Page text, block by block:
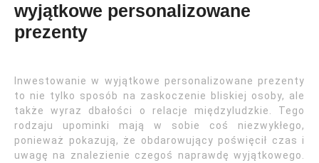
wyjątkowe personalizowane
prezenty
Inwestowanie w wyjątkowe personalizowane prezenty
to nie tylko sposób na zaskoczenie bliskiej osoby, ale
także wyraz dbałości o relacje międzyludzkie. Tego
rodzaju upominki mają w sobie coś niezwykłego,
ponieważ pokazują, że obdarowujący poświęcił czas i
uwagę na znalezienie czegoś naprawdę wyjątkowego.